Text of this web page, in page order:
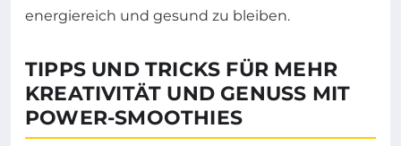
energiereich und gesund zu bleiben.
TIPPS UND TRICKS FÜR MEHR
KREATIVITÄT UND GENUSS MIT
POWER-SMOOTHIES